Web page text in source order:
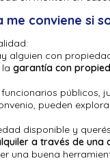
me conviene si
alguien con
lagarantía con
públicos,
pueden
disponible y
a través de una
una buena